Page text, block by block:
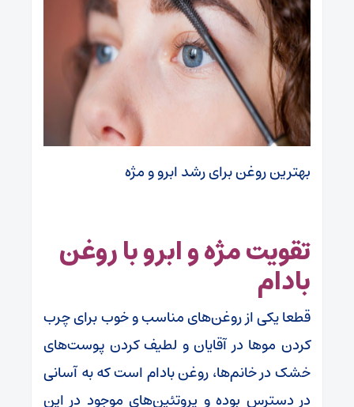
بهترین روغن برای رشد ابرو و مژه
تقویت مژه و ابرو با روغن
بادام
قطعا یکی از روغن‌های مناسب و خوب برای چرب
کردن موها در آقایان و لطیف کردن پوست‌های
خشک در خانم‌ها، روغن بادام است که به آسانی
در دسترس بوده و پروتئین‌های موجود در این